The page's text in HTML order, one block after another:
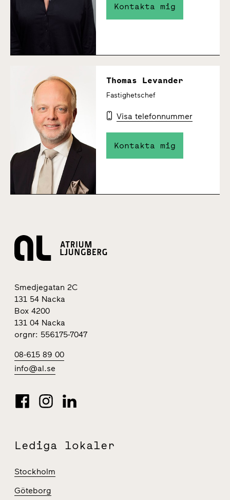
Kontakta mig
Thomas Levander
Fastighetschef
Visa telefonnummer
Kontakta mig
Smedjegatan 2C
131 54 Nacka
Box 4200
131 04 Nacka
orgnr: 556175-7047
08-615 89 00
info@al.se
Lediga lokaler
Stockholm
Göteborg